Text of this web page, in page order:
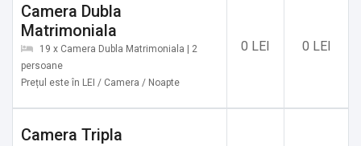
Camera Dubla
Matrimoniala
19 x Camera Dubla Matrimoniala | 2
persoane
Prețul este în LEI / Camera / Noapte
0 LEI 0 LEI
Camera Tripla